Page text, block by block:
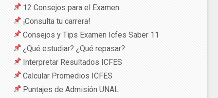
12 Consejos para el Examen
¡Consulta tu carrera!
Consejos y Tips Examen Icfes Saber 11
¿Qué estudiar? ¿Qué repasar?
Interpretar Resultados ICFES
Calcular Promedios ICFES
Puntajes de Admisión UNAL